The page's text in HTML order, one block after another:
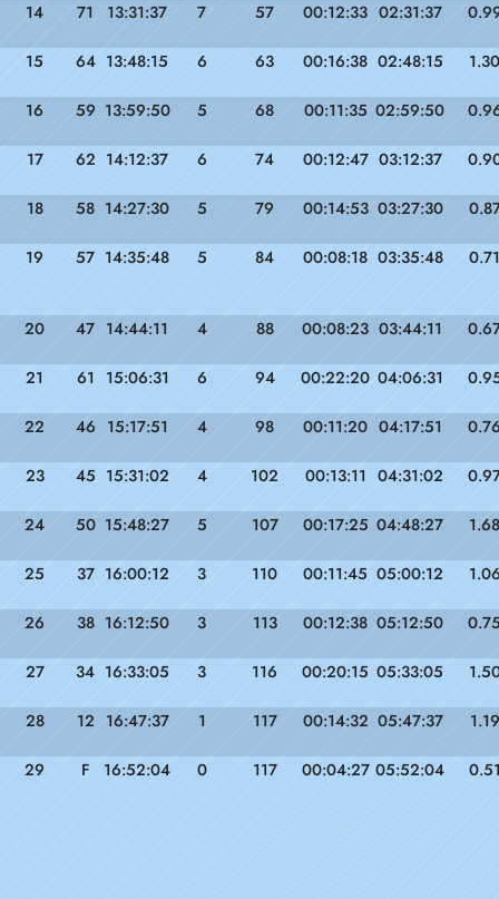
14 71 13:31:37 7 57 00:12:33 02:31:37
15 64 13:48:15 6 63 00:16:38 02:48:15 1.30
16 59 13:59:50 5 68 00:11:35 02:59:50
17 62 14:12:37 6 74 00:12:47 03:12:37
18 58 14:27:30 5 79 00:14:53 03:27:30
19 57 14:35:48 5 84 00:08:18 03:35:48 0.71
20 47 14:44:11 4 88 00:08:23 03:44:11
21 61 15:06:31 6 94 00:22:20 04:06:31
22 46 15:17:51 4 98 00:11:20 04:17:51
23 45 15:31:02 4 102 00:13:11 04:31:02
24 50 15:48:27 5 107 00:17:25 04:48:27 1.68
25 37 16:00:12 3 110 00:11:45 05:00:12
26 38 16:12:50 3 113 00:12:38 05:12:50
27 34 16:33:05 3 116 00:20:15 05:33:05
28 12 16:47:37 1 117 00:14:32 05:47:37 1.19
29 F 16:52:04 0 117 00:04:27 05:52:04